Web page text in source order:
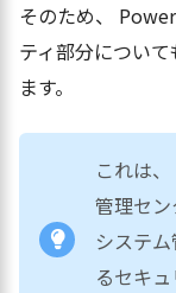
そのため、
ティ部分につい
ます。
これは
管理セ
システ
るセキ